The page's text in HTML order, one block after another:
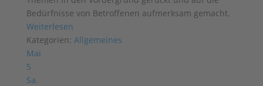
Bedürfnisse von Betroffenen aufmerksam gemacht.
Weiterlesen
Kategorien: Allgemeines
Mai
5
Sa.